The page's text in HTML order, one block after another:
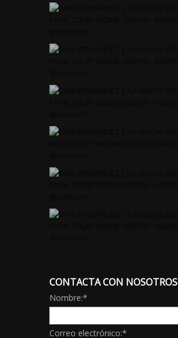
CONTACTA CON NOSOTROS
Nombre:*
Correo electrónico:*